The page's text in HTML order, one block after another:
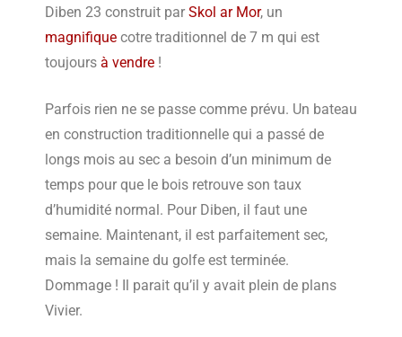
Diben 23 construit par Skol ar Mor, un
magnifique cotre traditionnel de 7 m qui est
toujours à vendre !
Parfois rien ne se passe comme prévu. Un bateau
en construction traditionnelle qui a passé de
longs mois au sec a besoin d’un minimum de
temps pour que le bois retrouve son taux
d’humidité normal. Pour Diben, il faut une
semaine. Maintenant, il est parfaitement sec,
mais la semaine du golfe est terminée.
Dommage ! Il parait qu’il y avait plein de plans
Vivier.